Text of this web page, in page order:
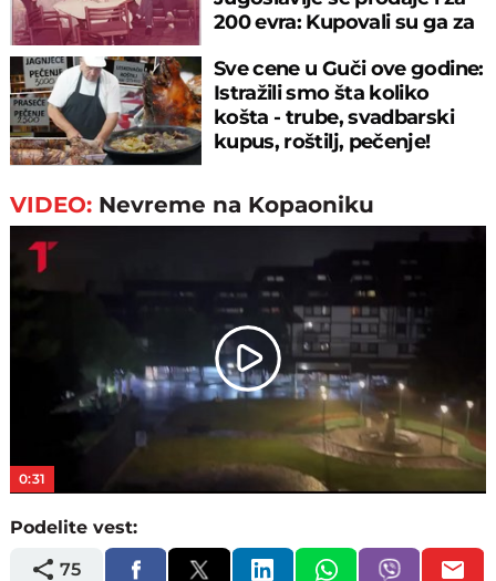
200 evra: Kupovali su ga za
Sve cene u Guči ove godine:
Istražili smo šta koliko
košta - trube, svadbarski
kupus, roštilj, pečenje!
VIDEO: Nevreme na Kopaoniku
Play
Video
0:31
Podelite vest:
75